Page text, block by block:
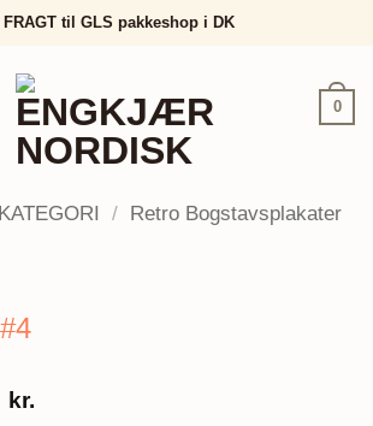
FRAGT til GLS pakkeshop i DK
0
KATEGORI / Retro Bogstavsplakater
kr.